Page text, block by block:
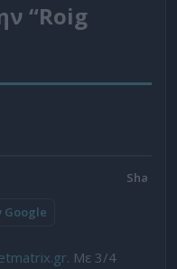
“Roig
Google
. Με 3/4